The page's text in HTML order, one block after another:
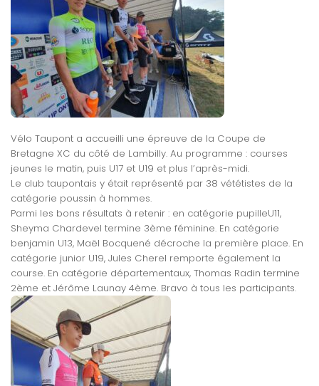
Vélo Taupont a accueilli une épreuve de la Coupe de
Bretagne XC du côté de Lambilly. Au programme : courses
jeunes le matin, puis U17 et U19 et plus l’après-midi.
Le club taupontais y était représenté par 38 vététistes de la
catégorie poussin à hommes.
Parmi les bons résultats à retenir : en catégorie pupilleU11,
Sheyma Chardevel termine 3ème féminine. En catégorie
benjamin U13, Maël Bocquené décroche la première place. En
catégorie junior U19, Jules Cherel remporte également la
course. En catégorie départementaux, Thomas Radin termine
2ème et Jérôme Launay 4ème. Bravo à tous les participants.